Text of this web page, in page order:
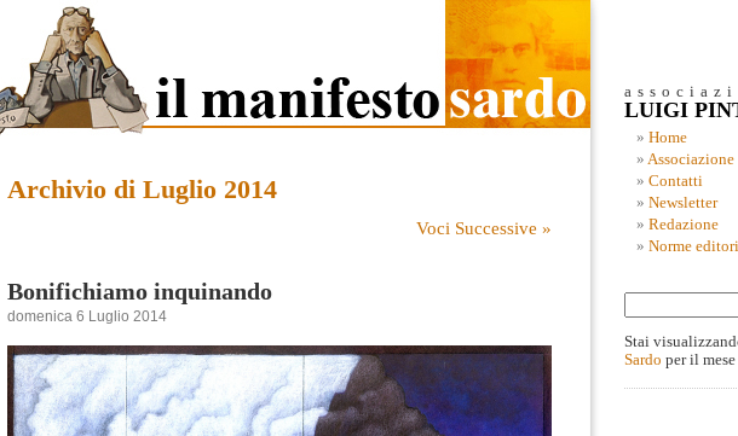
Archivio di Luglio 2014
Voci Successive »
Bonifichiamo inquinando
domenica 6 Luglio 2014
LUIGI
Home
Associazione
Contatti
Newsletter
Redazione
Norme
Stai
Sardo per il